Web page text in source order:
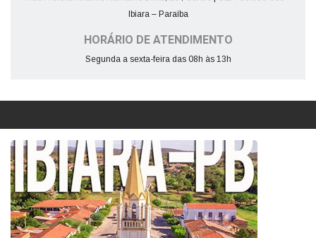
Ibiara – Paraíba
HORÁRIO DE ATENDIMENTO
Segunda a sexta-feira das 08h às 13h